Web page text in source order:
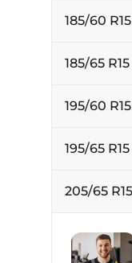
185/60
185/65
195/60
195/65 R15
205/65